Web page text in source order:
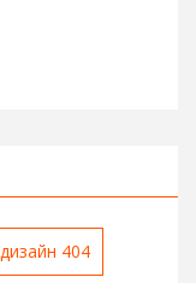
дизайн 404